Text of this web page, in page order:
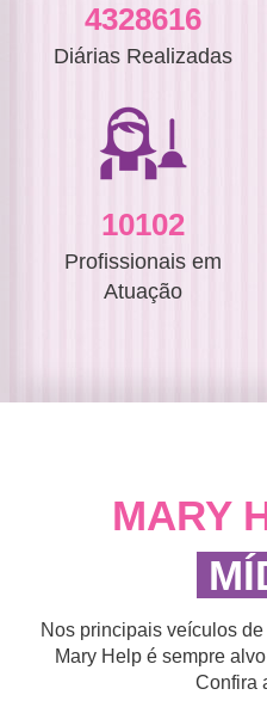
4606136
Diárias Realizadas
10752
Profissionais em
Atuação
MARY
Nos principais veículos
Mary Help é sempre
Confira